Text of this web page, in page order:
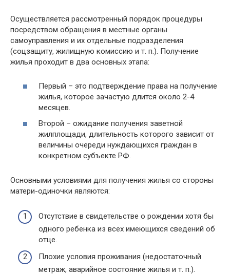
Осуществляется рассмотренный порядок процедуры
посредством обращения в местные органы
самоуправления и их отдельные подразделения
(соцзащиту, жилищную комиссию и т. п.). Получение
жилья проходит в два основных этапа:
Первый – это подтверждение права на получение
жилья, которое зачастую длится около 2-4
месяцев.
Второй – ожидание получения заветной
жилплощади, длительность которого зависит от
величины очереди нуждающихся граждан в
конкретном субъекте РФ.
Основными условиями для получения жилья со стороны
матери-одиночки являются:
Отсутствие в свидетельстве о рождении хотя бы
одного ребенка из всех имеющихся сведений об
отце.
Плохие условия проживания (недостаточный
метраж, аварийное состояние жилья и т. п.).